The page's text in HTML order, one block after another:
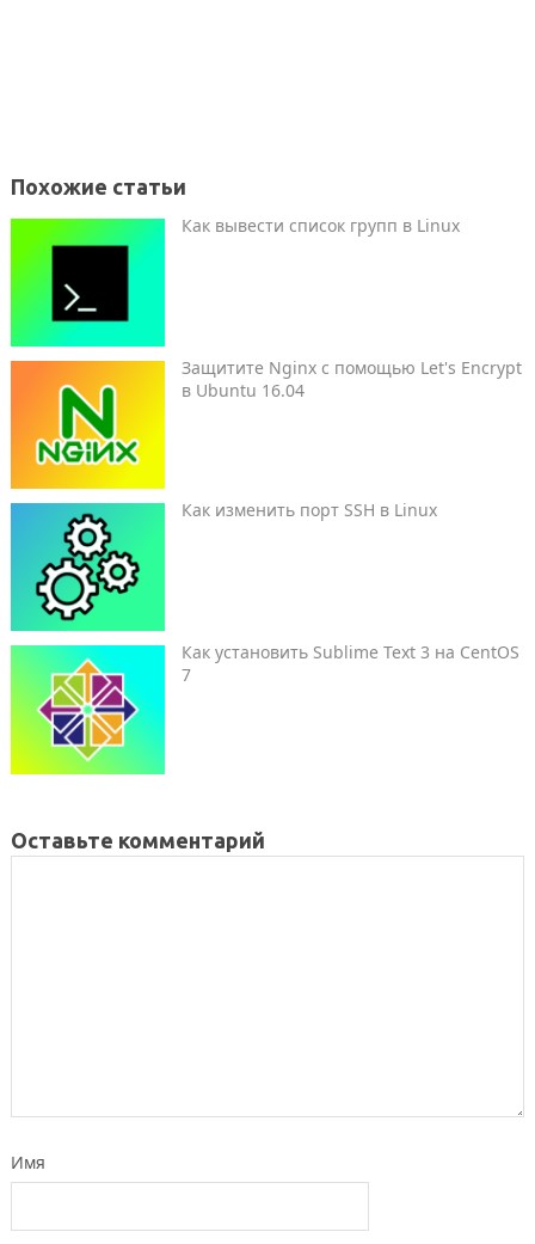
Похожие статьи
Как вывести список групп в Linux
Защитите Nginx с помощью Let's Encrypt
в Ubuntu 16.04
Как изменить порт SSH в Linux
Как установить Sublime Text 3 на CentOS
7
Оставьте комментарий
Имя